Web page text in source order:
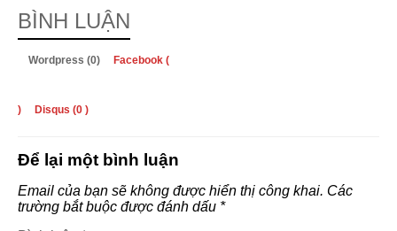
BÌNH LUẬN
Wordpress (0) Facebook (
) Disqus (0 )
Để lại một bình luận
Email của bạn sẽ không được hiển thị công khai. Các
trường bắt buộc được đánh dấu *